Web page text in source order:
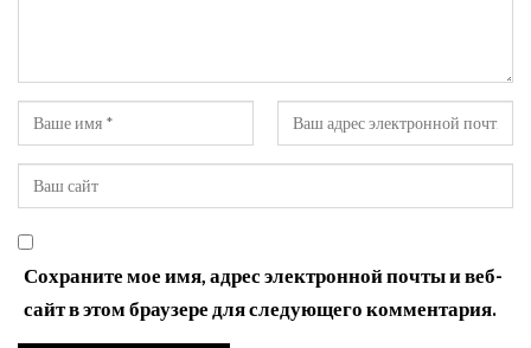
Сохраните мое имя, адрес электронной почты и веб-
сайт в этом браузере для следующего комментария.